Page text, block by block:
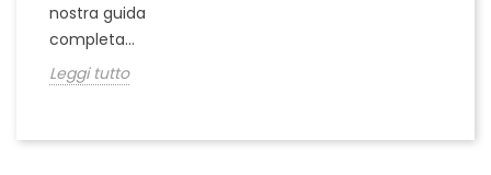
nostra guida
completa...
Leggi tutto